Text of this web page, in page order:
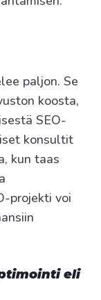
paljon. Se
koosta,
SEO-
konsultit
kun taas
projekti voi
eli